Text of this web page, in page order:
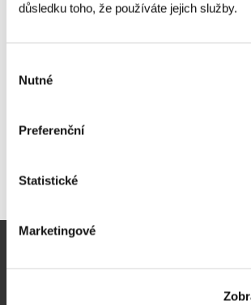
důsledku toho, že používáte jejich služby.
souhlasu
Nutné
Preferenční
Statistické
Marketingové